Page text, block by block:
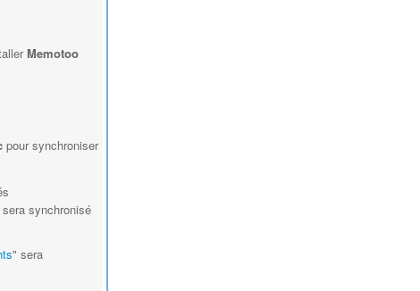
Memotoo
pour synchroniser
synchronisé
" sera